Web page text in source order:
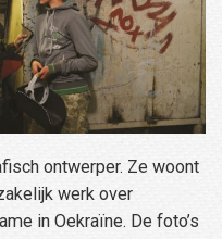
ontwerper. Ze woont
werk over
in Oekraïne. De foto’s